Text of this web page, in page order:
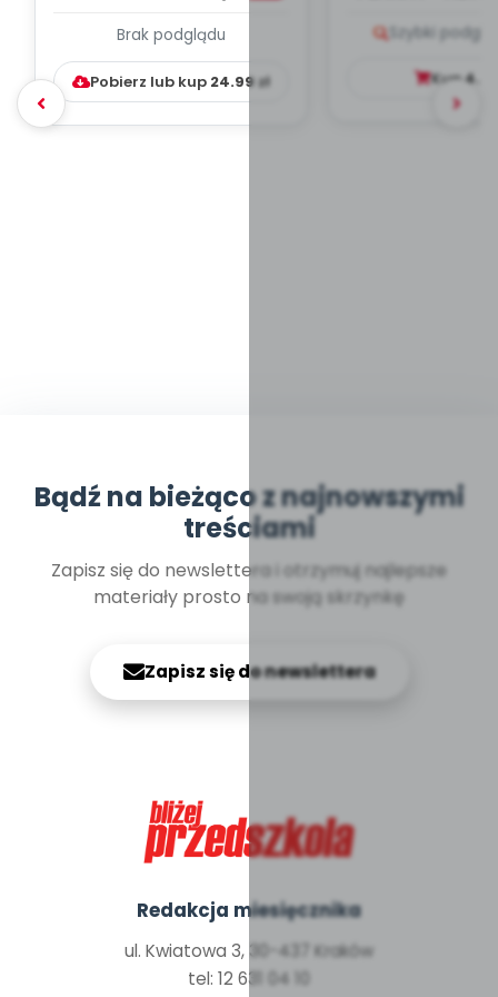
WYCHOWAWCZO –
DYDAKTYC...
Brak podglądu
Pobierz lub kup 24.99zł
Szybki
Kup
Bądź na bieżąco z najnowszymi
treściami
Zapisz się do newslettera i otrzymuj najlepsze
materiały prosto na swoją skrzynkę
Zapisz się do newslettera
Redakcja miesięcznika
ul. Kwiatowa 3, 30-437 Kraków
tel: 12 631 04 10